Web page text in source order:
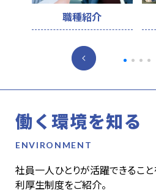
職種紹介
働く環境を知る
社員一人ひとりが活躍できること
利厚生制度をご紹介。